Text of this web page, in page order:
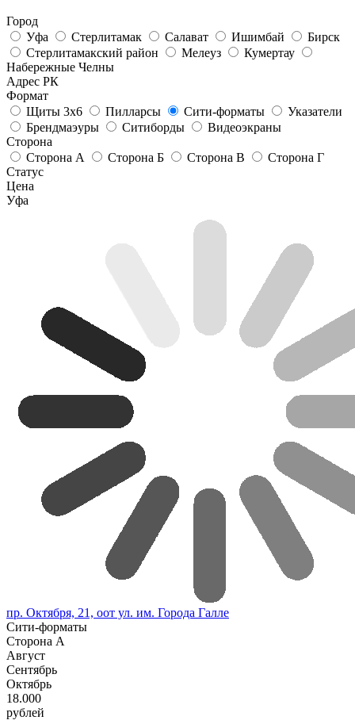
Город
Уфа
Стерлитамак Салават Ишимбай
Бирск
Стерлитамакский район
Мелеуз
Кумертау
Набережные Челны
Адрес РК
Формат
Щиты 3х6
Пилларсы Сити-форматы
Указатели
Брендмаэуры
Ситиборды
Видеоэкраны
Сторона
Сторона А
Сторона Б Сторона В
Сторона Г
Статус
Цена
Уфа
пр. Октября, 21, оот ул. им. Города Галле
Сити-форматы
Сторона А
Август
Сентябрь
Октябрь
18.000
рублей